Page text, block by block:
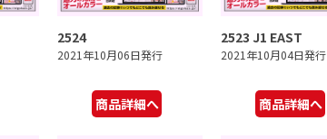
2524
2021年10月06日発行
商品詳細へ
2523 J1 EAST
2021年10月04日発行
商品詳細へ